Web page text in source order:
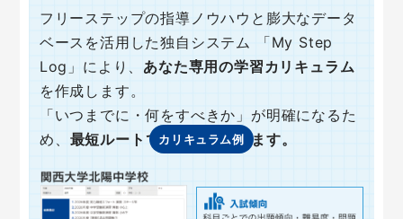
フリーステップの指導ノウハウと膨大なデータ
ベースを活用した独自システム
「My Step
Log」により、 あなた専用の学習カリキュラム
を作成します。
「いつまでに・何をすべきか」が明確になるた
め、 最短ルートで合格を目指せます。
カリキュラム例